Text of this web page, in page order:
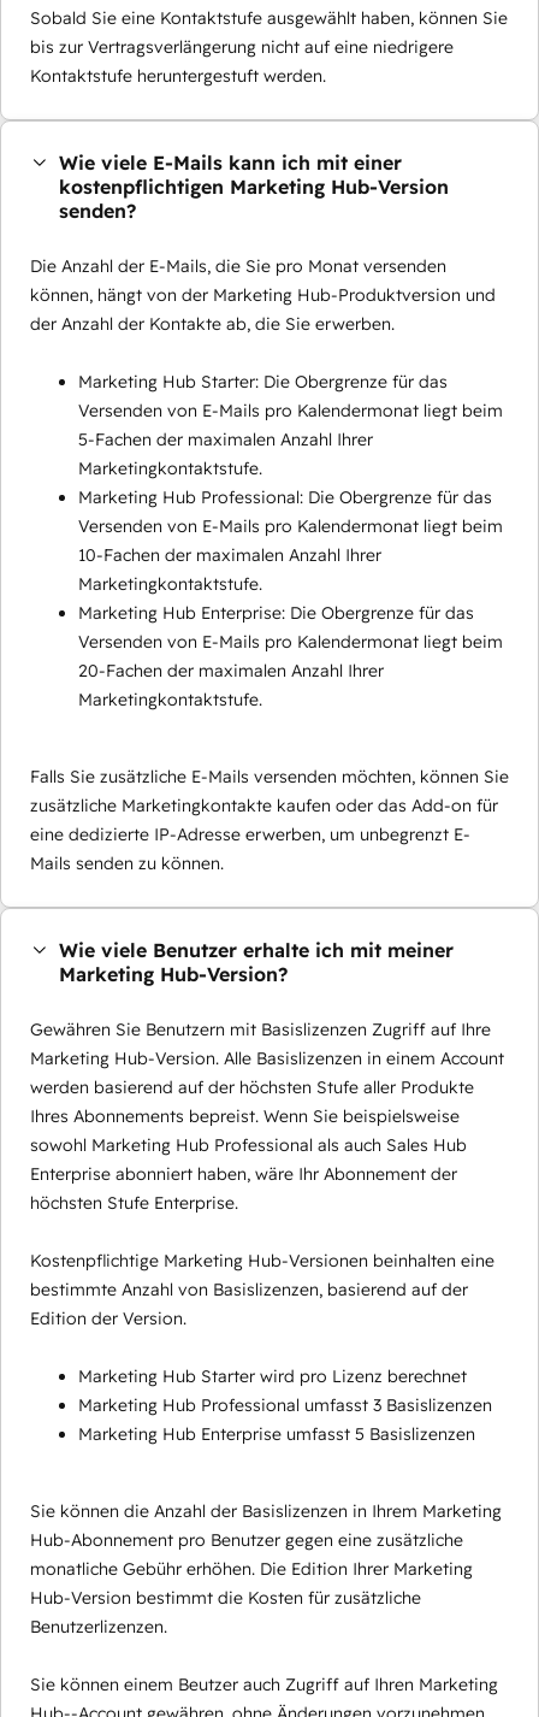
Sobald Sie eine Kontaktstufe ausgewählt haben, können Sie
bis zur Vertragsverlängerung nicht auf eine niedrigere
Kontaktstufe heruntergestuft werden.
Wie viele E-Mails kann ich mit einer
kostenpflichtigen Marketing Hub-Version
senden?
Die Anzahl der E-Mails, die Sie pro Monat versenden
können, hängt von der Marketing Hub-Produktversion und
der Anzahl der Kontakte ab, die Sie erwerben.
Marketing Hub Starter: Die Obergrenze für das
Versenden von E-Mails pro Kalendermonat liegt beim
5-Fachen der maximalen Anzahl Ihrer
Marketingkontaktstufe.
Marketing Hub Professional: Die Obergrenze für das
Versenden von E-Mails pro Kalendermonat liegt beim
10-Fachen der maximalen Anzahl Ihrer
Marketingkontaktstufe.
Marketing Hub Enterprise: Die Obergrenze für das
Versenden von E-Mails pro Kalendermonat liegt beim
20-Fachen der maximalen Anzahl Ihrer
Marketingkontaktstufe.
Falls Sie zusätzliche E-Mails versenden möchten, können Sie
zusätzliche Marketingkontakte kaufen oder das Add-on für
eine dedizierte IP-Adresse erwerben, um unbegrenzt E-
Mails senden zu können.
Wie viele Benutzer erhalte ich mit meiner
Marketing Hub-Version?
Gewähren Sie Benutzern mit Basislizenzen Zugriff auf Ihre
Marketing Hub-Version. Alle Basislizenzen in einem Account
werden basierend auf der höchsten Stufe aller Produkte
Ihres Abonnements bepreist. Wenn Sie beispielsweise
sowohl Marketing Hub Professional als auch Sales Hub
Enterprise abonniert haben, wäre Ihr Abonnement der
höchsten Stufe Enterprise.
Kostenpflichtige Marketing Hub-Versionen beinhalten eine
bestimmte Anzahl von Basislizenzen, basierend auf der
Edition der Version.
Marketing Hub Starter wird pro Lizenz berechnet
Marketing Hub Professional umfasst 3 Basislizenzen
Marketing Hub Enterprise umfasst 5 Basislizenzen
Sie können die Anzahl der Basislizenzen in Ihrem Marketing
Hub-Abonnement pro Benutzer gegen eine zusätzliche
monatliche Gebühr erhöhen. Die Edition Ihrer Marketing
Hub-Version bestimmt die Kosten für zusätzliche
Benutzerlizenzen.
Sie können einem Beutzer auch Zugriff auf Ihren Marketing